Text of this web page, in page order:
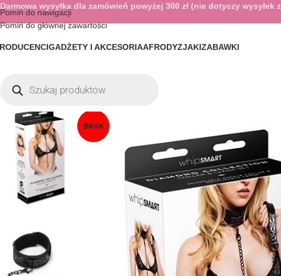
Pomiń do nawigacji
Pomiń do głównej zawartości
GADŻETY I AKCESORIAAFRODYZJAKIZABAWKI
BRAK
Darmowa wysyłka dla zamówień powyżej 300 zł (nie dotyczy wysyłek